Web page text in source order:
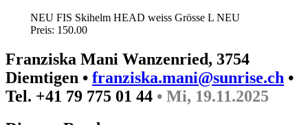
NEU FIS Skihelm HEAD weiss Grösse L NEU
Preis: 150.00
Franziska Mani Wanzenried, 3754
Diemtigen • franziska.mani@sunrise.ch •
Tel. +41 79 775 01 44 • Mi, 19.11.2025